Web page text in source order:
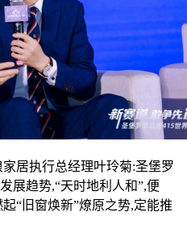
居执行总经理叶玲菊:圣堡罗
展趋势,“天时地利人和”,便
“旧窗焕新”燎原之势,定能推